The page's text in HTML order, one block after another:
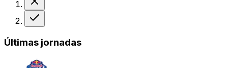
Últimas jornadas